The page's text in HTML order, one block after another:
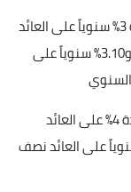
سعر الفائدة 3% سنوياً على العائد
الشهري، 3.05% سنوياً على العائد ربع السنوي، و3.10% سنوياً على
سعر الفائدة 4% على العائد
على العائد ربع سنوي، 4.10% سنوياً على العائد نصف